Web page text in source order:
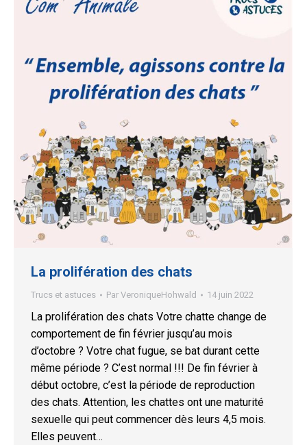
La prolifération des chats
Trucs et astuces Par VeroniqueHohwald 14 juin 2022
La prolifération des chats Votre chatte change de
comportement de fin février jusqu’au mois
d’octobre ? Votre chat fugue, se bat durant cette
même période ? C’est normal !!! De fin février à
début octobre, c’est la période de reproduction
des chats. Attention, les chattes ont une maturité
sexuelle qui peut commencer dès leurs 4,5 mois.
Elles peuvent…